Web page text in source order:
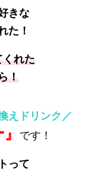
きな
た！
くれた
！
えドリンク／
』 です！
って